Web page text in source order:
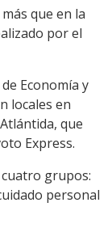
que en la
por el
Economía y
locales en
que
Express.
grupos:
personal